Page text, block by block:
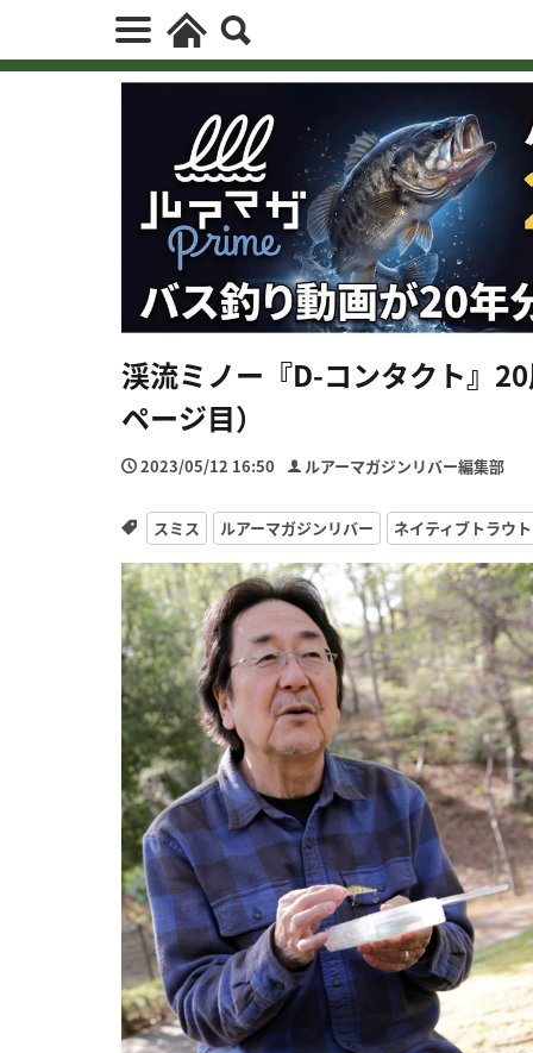
渓流ミノー『D-コンタクト』
ページ目）
2023/05/12 16:50 ルアーマガジンリバー編集部
スミス ルアーマガジンリバー ネイティブトラウト